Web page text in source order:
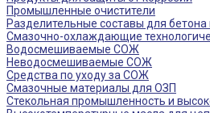
Промышленные очистители
Разделительные составы для бетона
Смазочно-охлаждающие
Водосмешиваемые СОЖ
Неводосмешиваемые СОЖ
Средства по уходу за СОЖ
Смазочные материалы для ОЗП
Стекольная промышленность и